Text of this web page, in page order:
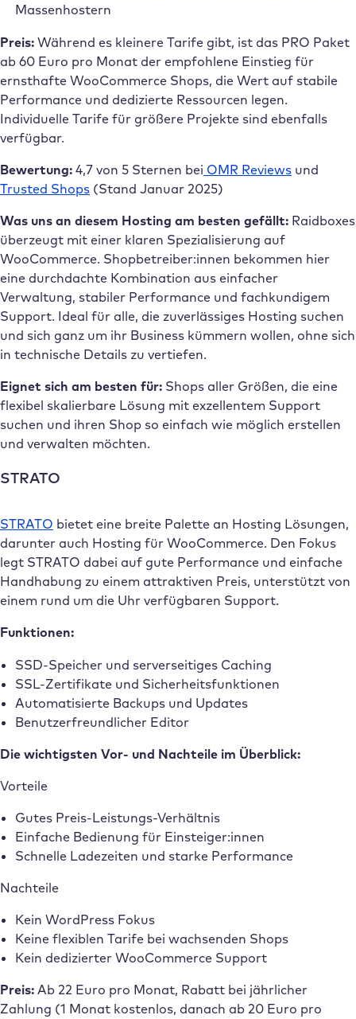
Massenhostern
Preis: Während es kleinere Tarife gibt, ist das PRO Paket
ab 60 Euro pro Monat der empfohlene Einstieg für
ernsthafte WooCommerce Shops, die Wert auf stabile
Performance und dedizierte Ressourcen legen.
Individuelle Tarife für größere Projekte sind ebenfalls
verfügbar.
Bewertung: 4,7 von 5 Sternen bei OMR Reviews und
Trusted Shops (Stand Januar 2025)
Was uns an diesem Hosting am besten gefällt: Raidboxes
überzeugt mit einer klaren Spezialisierung auf
WooCommerce. Shopbetreiber:innen bekommen hier
eine durchdachte Kombination aus einfacher
Verwaltung, stabiler Performance und fachkundigem
Support. Ideal für alle, die zuverlässiges Hosting suchen
und sich ganz um ihr Business kümmern wollen, ohne sich
in technische Details zu vertiefen.
Eignet sich am besten für: Shops aller Größen, die eine
flexibel skalierbare Lösung mit exzellentem Support
suchen und ihren Shop so einfach wie möglich erstellen
und verwalten möchten.
STRATO
STRATO bietet eine breite Palette an Hosting Lösungen,
darunter auch Hosting für WooCommerce. Den Fokus
legt STRATO dabei auf gute Performance und einfache
Handhabung zu einem attraktiven Preis, unterstützt von
einem rund um die Uhr verfügbaren Support.
Funktionen:
SSD-Speicher und serverseitiges Caching
SSL-Zertifikate und Sicherheitsfunktionen
Automatisierte Backups und Updates
Benutzerfreundlicher Editor
Die wichtigsten Vor- und Nachteile im Überblick:
Vorteile
Gutes Preis-Leistungs-Verhältnis
Einfache Bedienung für Einsteiger:innen
Schnelle Ladezeiten und starke Performance
Nachteile
Kein WordPress Fokus
Keine flexiblen Tarife bei wachsenden Shops
Kein dedizierter WooCommerce Support
Preis: Ab 22 Euro pro Monat, Rabatt bei jährlicher
Zahlung (1 Monat kostenlos, danach ab 20 Euro pro